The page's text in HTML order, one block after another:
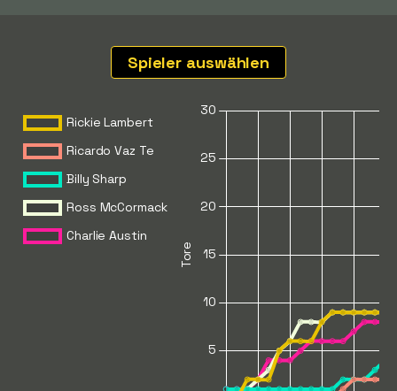
Spieler auswählen